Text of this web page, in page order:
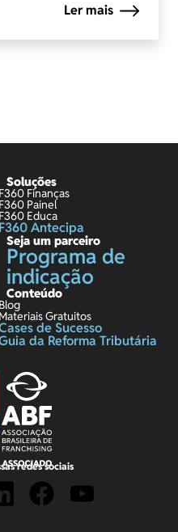
Ler mais
Soluções
F360 Finanças
F360 Painel
F360 Educa
F360 Antecipa
Seja um parceiro
Programa de
indicação
Conteúdo
Blog
Materiais Gratuitos
de Sucesso
da Reforma Tributária
redes sociais